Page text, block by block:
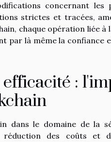
concernant les
strictes et tracées,
chaque opération liée
par là même la confiance
:
dans le domaine de la
des coûts et